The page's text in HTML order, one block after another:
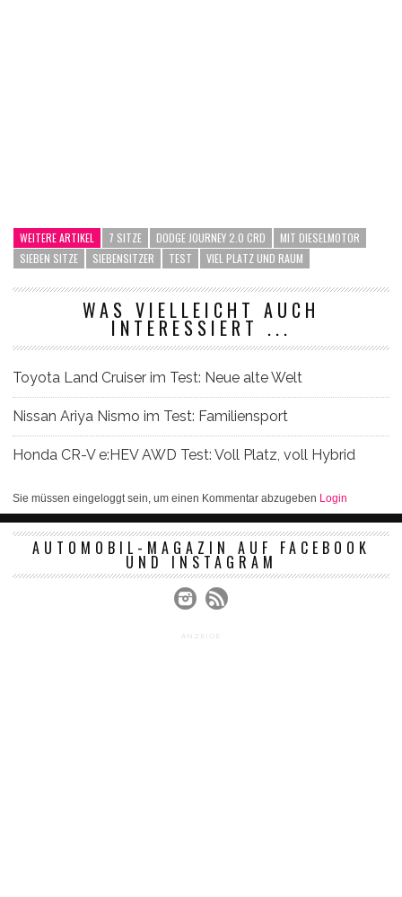
WEITERE ARTIKEL 7 SITZE DODGE JOURNEY 2.0 CRD
MIT DIESELMOTOR
SIEBEN SITZE
SIEBENSITZER TEST VIEL PLATZ UND RAUM
WAS VIELLEICHT AUCH
INTERESSIERT ...
Toyota Land Cruiser im Test: Neue alte Welt
Nissan Ariya Nismo im Test: Familiensport
Honda CR-V e:HEV AWD Test: Voll Platz, voll Hybrid
Sie müssen eingeloggt sein, um einen Kommentar abzugeben Login
AUTOMOBIL-MAGAZIN AUF FACEBOOK
UND INSTAGRAM
ANZEIGE